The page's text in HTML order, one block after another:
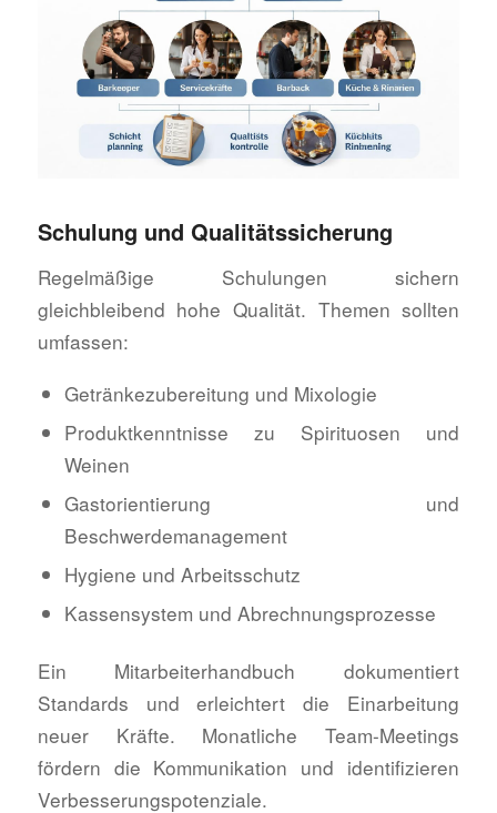
Schulung und Qualitätssicherung
Regelmäßige Schulungen sichern
gleichbleibend hohe Qualität. Themen sollten
umfassen:
Getränkezubereitung und Mixologie
Produktkenntnisse zu Spirituosen und
Weinen
Gastorientierung und
Beschwerdemanagement
Hygiene und Arbeitsschutz
Kassensystem und Abrechnungsprozesse
Ein Mitarbeiterhandbuch dokumentiert
Standards und erleichtert die Einarbeitung
neuer Kräfte. Monatliche Team-Meetings
fördern die Kommunikation und identifizieren
Verbesserungspotenziale.